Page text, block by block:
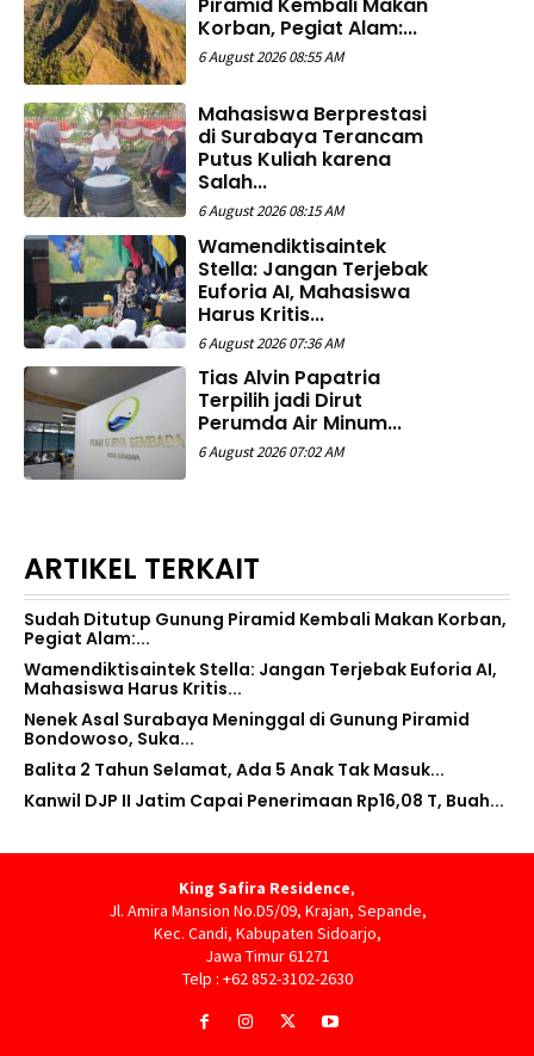
Piramid Kembali Makan
Korban, Pegiat Alam:...
6 August 2026 08:55 AM
Mahasiswa Berprestasi
di Surabaya Terancam
Putus Kuliah karena
Salah...
6 August 2026 08:15 AM
Wamendiktisaintek
Stella: Jangan Terjebak
Euforia AI, Mahasiswa
Harus Kritis...
6 August 2026 07:36 AM
Tias Alvin Papatria
Terpilih jadi Dirut
Perumda Air Minum...
6 August 2026 07:02 AM
ARTIKEL TERKAIT
Sudah Ditutup Gunung Piramid Kembali Makan Korban,
Pegiat Alam:...
Wamendiktisaintek Stella: Jangan Terjebak Euforia AI,
Mahasiswa Harus Kritis...
Nenek Asal Surabaya Meninggal di Gunung Piramid
Bondowoso, Suka...
Balita 2 Tahun Selamat, Ada 5 Anak Tak Masuk...
Kanwil DJP II Jatim Capai Penerimaan Rp16,08 T, Buah...
King Safira Residence,
Jl. Amira Mansion No.D5/09, Krajan, Sepande,
Kec. Candi, Kabupaten Sidoarjo,
Jawa Timur 61271
Telp : +62 852-3102-2630